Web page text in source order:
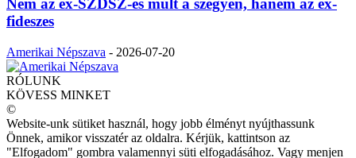
Nem az ex-SZDSZ-es múlt a szégyen, hanem az ex-
fideszes
Amerikai Népszava - 2026-07-20
RÓLUNK
KÖVESS MINKET
©
Website-unk sütiket használ, hogy jobb élményt nyújthassunk
Önnek, amikor visszatér az oldalra. Kérjük, kattintson az
"Elfogadom" gombra valamennyi süti elfogadásához. Vagy menjen